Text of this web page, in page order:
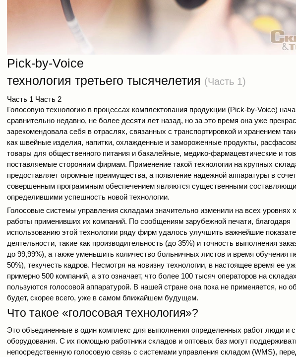
Pick-by-Voice
технология третьего тысячелетия (Часть 1)
Часть 1 Часть 2
Голосовую технологию в процессах комплектования продукции (Pick-by-Voice)
сравнительно недавно, не более десяти лет назад, но за это время она уже
зарекомендовала себя в отраслях, связанных с транспортировкой и хранением
как швейные изделия, напитки, охлажденные и замороженные продукты,
товары для общественного питания и бакалейные, медико-фармацевтические и
поставляемые сторонним фирмам. Применение такой технологии на крупных
предоставляет огромные преимущества, а появление надежной аппаратуры в
совершенным программным обеспечением являются существенными
определившими успешность новой технологии.
Голосовые системы управления складами значительно изменили на всех уровнях
работы применивших их компаний. По сообщениям зарубежной печати, благодаря
использованию этой технологии ряду фирм удалось улучшить важнейшие
деятельности, такие как производительность (до 35%) и точность выполнения
до 99,99%), а также уменьшить количество больничных листов и время обучения
50%), текучесть кадров. Несмотря на новизну технологии, в настоящее время ее
примерно 500 компаний, а это означает, что более 100 тысяч операторов на
пользуются голосовой аппаратурой. В нашей стране она пока не применяется, но
будет, скорее всего, уже в самом ближайшем будущем.
Что такое «голосовая технология»?
Это объединенные в один комплекс для выполнения определенных работ люди и
оборудования. С их помощью работники складов и оптовых баз могут
непосредственную голосовую связь с системами управления складом (WMS),